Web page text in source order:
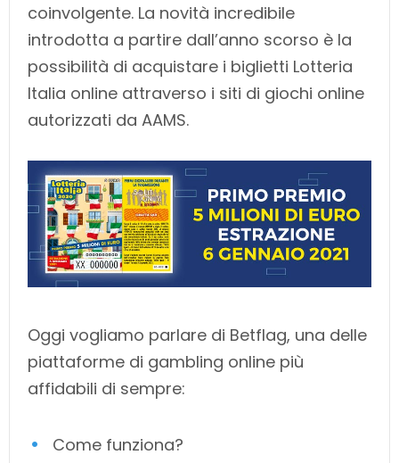
coinvolgente. La novità incredibile
introdotta a partire dall’anno scorso è la
possibilità di acquistare i biglietti Lotteria
Italia online attraverso i siti di giochi online
autorizzati da AAMS.
Oggi vogliamo parlare di Betflag, una delle
piattaforme di gambling online più
affidabili di sempre:
Come funziona?